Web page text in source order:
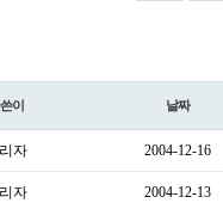
이 날짜
자 2004-12-16
자 2004-12-13